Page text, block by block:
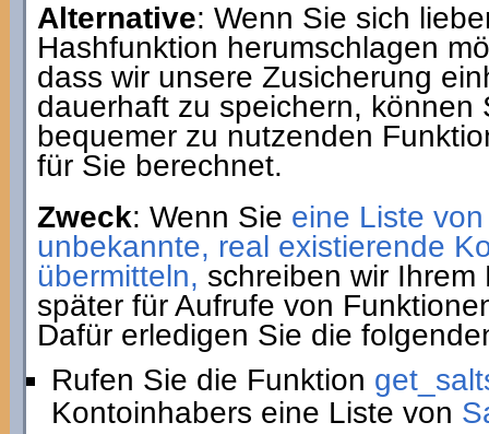
Alternative: Wenn Sie sich
Hashfunktion herumschlagen
dass wir unsere Zusicherung
dauerhaft zu speichern,
bequemer zu nutzenden
für Sie berechnet.
Zweck: Wenn Sie eine Liste
unbekannte, real existierende
übermitteln, schreiben wir
später für Aufrufe von
Dafür erledigen Sie die
Rufen Sie die Funktion
Kontoinhabers eine Liste von